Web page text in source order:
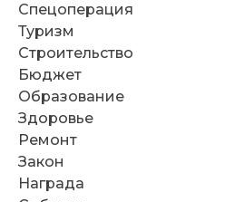
Спецоперация
Туризм
Строительство
Бюджет
Образование
Здоровье
Ремонт
Закон
Награда